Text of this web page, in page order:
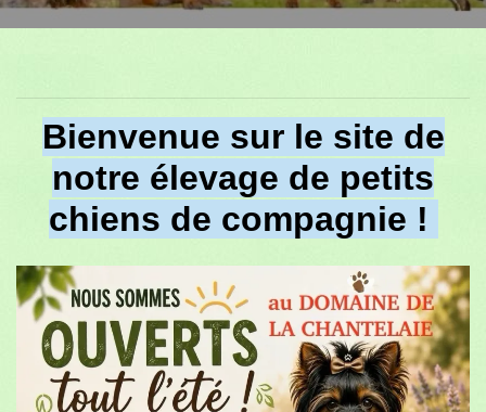
Bienvenue sur le site de
notre élevage de petits
chiens de compagnie !